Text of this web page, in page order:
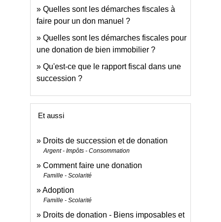
Quelles sont les démarches fiscales à
faire pour un don manuel ?
Quelles sont les démarches fiscales pour
une donation de bien immobilier ?
Qu'est-ce que le rapport fiscal dans une
succession ?
Et aussi
Droits de succession et de donation
Argent - Impôts - Consommation
Comment faire une donation
Famille - Scolarité
Adoption
Famille - Scolarité
Droits de donation - Biens imposables et